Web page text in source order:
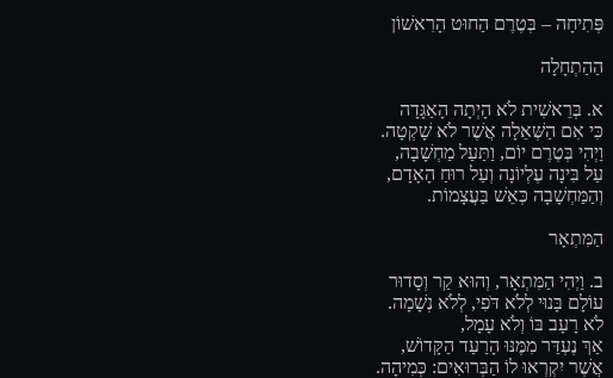
פְּתִיחָה – בְּטֶרֶם הַחוּט הָרִאשׁוֹן
הַהַתְחָלָה
א. בְּרֵאשִׁית לֹא הָיְתָה הָאַגָּדָה
כִּי אִם הַשְּׁאֵלָה אֲשֶׁר לֹא שָׁקְטָה.
וַיְהִי בְּטֶרֶם יוֹם, וַתַּעַל מַחְשָׁבָה,
עַל בִּינָה עֶלְיוֹנָה וְעַל רוּחַ הָאָדָם,
וְהַמַּחְשָׁבָה כְּאֵשׁ בַּעֲצָמוֹת.
הַמִּתְאָר
ב. וַיְהִי הַמִּתְאָר, וְהוּא קַר וְסָדוּר
עוֹלָם בָּנוּי לְלֹא דֹּפִי, לְלֹא נְשָׁמָה.
לֹא רָעָב בּוֹ וְלֹא עָמָל,
אַךְ נֶעְדַּר מִמֶּנּוּ הָרַעַד הַקָּדוֹשׁ,
אֲשֶׁר יִקְרְאוּ לוֹ הַבְּרוּאִים: כְּמִיהָה.